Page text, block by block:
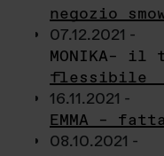
negozio
07.12.2021 -
MONIKA– il
flessibile
16.11.2021 -
EMMA –
08.10.2021 -